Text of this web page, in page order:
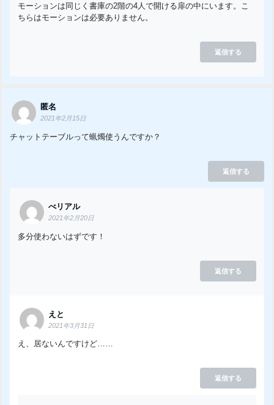
モーションは同じく書庫の2階の4人で開ける扉の中にいます。こ
ちらはモーションは必要ありません。
返信する
匿名
2021年2月15日
チャットテーブルって蝋燭使うんですか？
返信する
べリアル
2021年2月20日
多分使わないはずです！
返信する
えと
2021年3月31日
え、居ないんですけど……
返信する